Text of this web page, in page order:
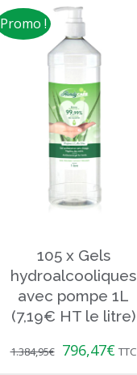
Promo !
105 x Gels
hydroalcooliques
avec pompe 1L
(7,19€ HT le litre)
1.384,95€ 796,47€ TTC